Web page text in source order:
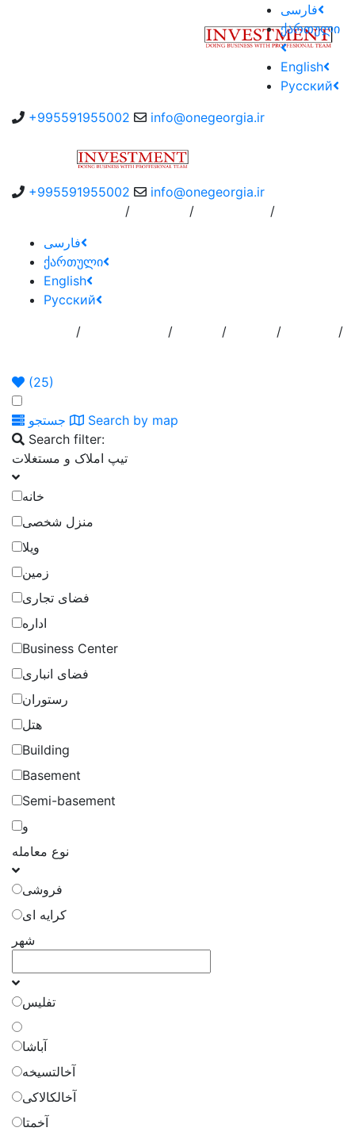
فارسی
ქართული
English
Русский
+995591955002
info@onegeorgia.ir
+995591955002
info@onegeorgia.ir
/ /
/
فارسی
ქართული
English
Русский
/ / / / /
(25)
جستجو
Search by map
Search filter:
تیپ املاک و مستغلات
خانه
منزل شخصی
ویلا
زمین
فضای تجاری
اداره
Business Center
فضای انباری
رستوران
هتل
Building
Basement
Semi-basement
و
نوع معامله
فروشی
کرایه ای
شهر
تفلیس
آباشا
آخالتسیخه
آخالکالاکی
آخمتا